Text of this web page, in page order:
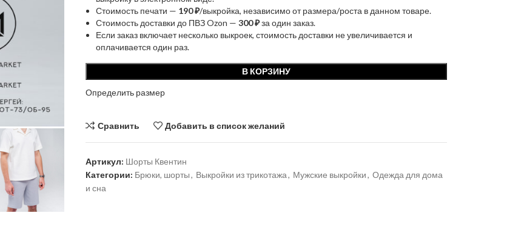
Стоимость печати — 190 ₽/выкройка, независимо от размера/роста в данном товаре.
Стоимость доставки до ПВЗ Ozon — 300 ₽за один заказ.
Если заказ включает несколько выкроек, стоимость доставки не увеличивается и
оплачивается один раз.
В КОРЗИНУ
Определить размер
Сравнить Добавить в список желаний
Артикул: Шорты Квентин
Категории: Брюки, шорты, Выкройки из трикотажа, Мужские выкройки, Одежда для дома
и сна